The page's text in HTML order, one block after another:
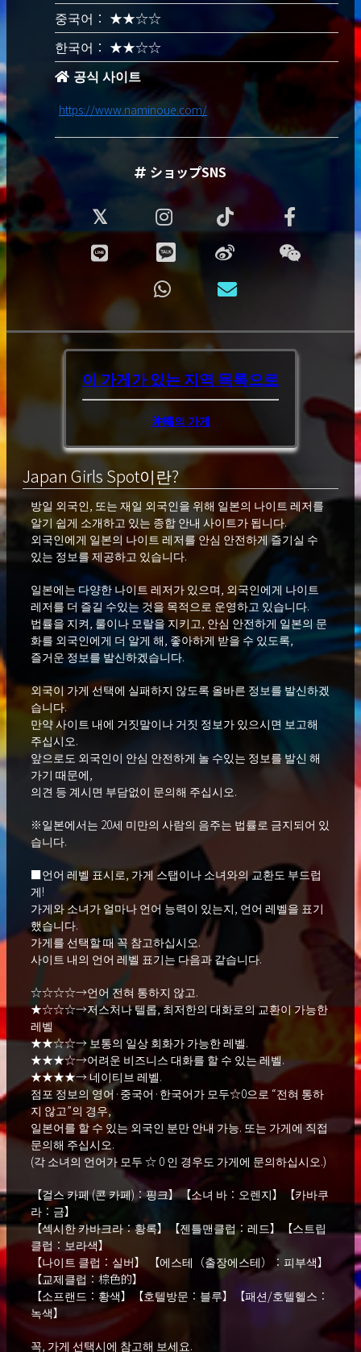
중국어： ★★☆☆
한국어： ★★☆☆
공식 사이트
https://www.naminoue.com/
ショップSNS
이 가게가 있는 지역 목록으로
沖縄의 가게
Japan Girls Spot이란?
방일 외국인, 또는 재일 외국인을 위해 일본의 나이트 레저를
알기 쉽게 소개하고 있는 종합 안내 사이트가 됩니다.
외국인에게 일본의 나이트 레저를 안심 안전하게 즐기실 수
있는 정보를 제공하고 있습니다.
일본에는 다양한 나이트 레저가 있으며, 외국인에게 나이트
레저를 더 즐길 수있는 것을 목적으로 운영하고 있습니다.
법률을 지켜, 룰이나 모랄을 지키고, 안심 안전하게 일본의 문
화를 외국인에게 더 알게 해, 좋아하게 받을 수 있도록,
즐거운 정보를 발신하겠습니다.
외국이 가게 선택에 실패하지 않도록 올바른 정보를 발신하겠
습니다.
만약 사이트 내에 거짓말이나 거짓 정보가 있으시면 보고해
주십시오.
앞으로도 외국인이 안심 안전하게 놀 수있는 정보를 발신 해
가기 때문에,
의견 등 계시면 부담없이 문의해 주십시오.
※일본에서는 20세 미만의 사람의 음주는 법률로 금지되어 있
습니다.
■언어 레벨 표시로, 가게 스탭이나 소녀와의 교환도 부드럽
게!
가게와 소녀가 얼마나 언어 능력이 있는지, 언어 레벨을 표기
했습니다.
가게를 선택할 때 꼭 참고하십시오.
사이트 내의 언어 레벨 표기는 다음과 같습니다.
☆☆☆☆→언어 전혀 통하지 않고.
★☆☆☆→저스처나 텔롭, 최저한의 대화로의 교환이 가능한
레벨
★★☆☆→ 보통의 일상 회화가 가능한 레벨.
★★★☆→어려운 비즈니스 대화를 할 수 있는 레벨.
★★★★→ 네이티브 레벨.
점포 정보의 영어·중국어·한국어가 모두☆0으로 “전혀 통하
지 않고”의 경우,
일본어를 할 수 있는 외국인 분만 안내 가능. 또는 가게에 직접
문의해 주십시오.
(각 소녀의 언어가 모두 ☆ 0 인 경우도 가게에 문의하십시오.)
【걸스 카페 (콘 카페)：핑크】【소녀 바：오렌지】【카바쿠
라：금】
【섹시한 카바크라：황록】【젠틀맨클럽：레드】【스트립
클럽：보라색】
【나이트 클럽：실버】 【에스테（출장에스테）：피부색】
【교제클럽：棕色的】
【소프랜드：황색】【호텔방문：블루】【패션/호텔헬스：
녹색】
꼭, 가게 선택시에 참고해 보세요.